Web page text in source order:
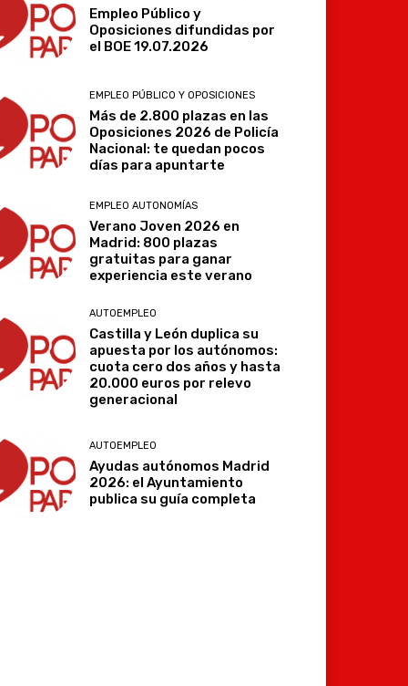
Empleo Público y
Oposiciones difundidas por
el BOE 19.07.2026
EMPLEO PÚBLICO Y OPOSICIONES
Más de 2.800 plazas en las
Oposiciones 2026 de Policía
Nacional: te quedan pocos
días para apuntarte
EMPLEO AUTONOMÍAS
Verano Joven 2026 en
Madrid: 800 plazas
gratuitas para ganar
experiencia este verano
AUTOEMPLEO
Castilla y León duplica su
apuesta por los autónomos:
cuota cero dos años y hasta
20.000 euros por relevo
generacional
AUTOEMPLEO
Ayudas autónomos Madrid
2026: el Ayuntamiento
publica su guía completa